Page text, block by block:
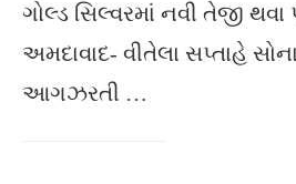
ગોલ્ડ સિલ્વરમાં નવી તેજી થવા
અમદાવાદ- વીતેલા સપ્તાહે
આગઝરતી …